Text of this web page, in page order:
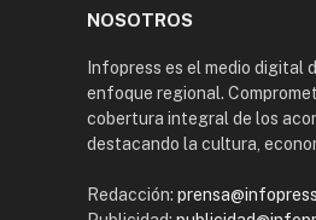
NOSOTROS
Infopress es el medio digital
enfoque regional.
cobertura integral de los
destacando la cultura,
Redacción: